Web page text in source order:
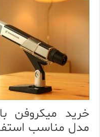
خرید میکروفن
مدل مناسب